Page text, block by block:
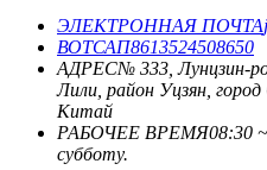
ЭЛЕКТРОННАЯ ПОЧТА
ВОТСАП8613524508650
АДРЕС№ 333, Лунцзин-
Лили, район Уцзян,
Китай
РАБОЧЕЕ ВРЕМЯ08:30
субботу.